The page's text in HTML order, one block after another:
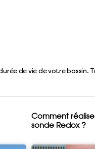
de vie de votre
Comment
sonde Redox ?